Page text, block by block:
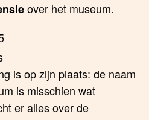
over het museum.
is op zijn plaats: de naam
is misschien wat
er alles over de